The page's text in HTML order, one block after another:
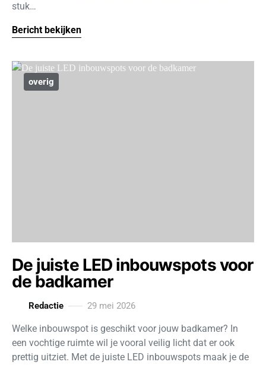
stuk…
Bericht bekijken
overig
De juiste LED inbouwspots voor
de badkamer
Redactie 29 mei 2026
Welke inbouwspot is geschikt voor jouw badkamer? In
een vochtige ruimte wil je vooral veilig licht dat er ook
prettig uitziet. Met de juiste LED inbouwspots maak je de